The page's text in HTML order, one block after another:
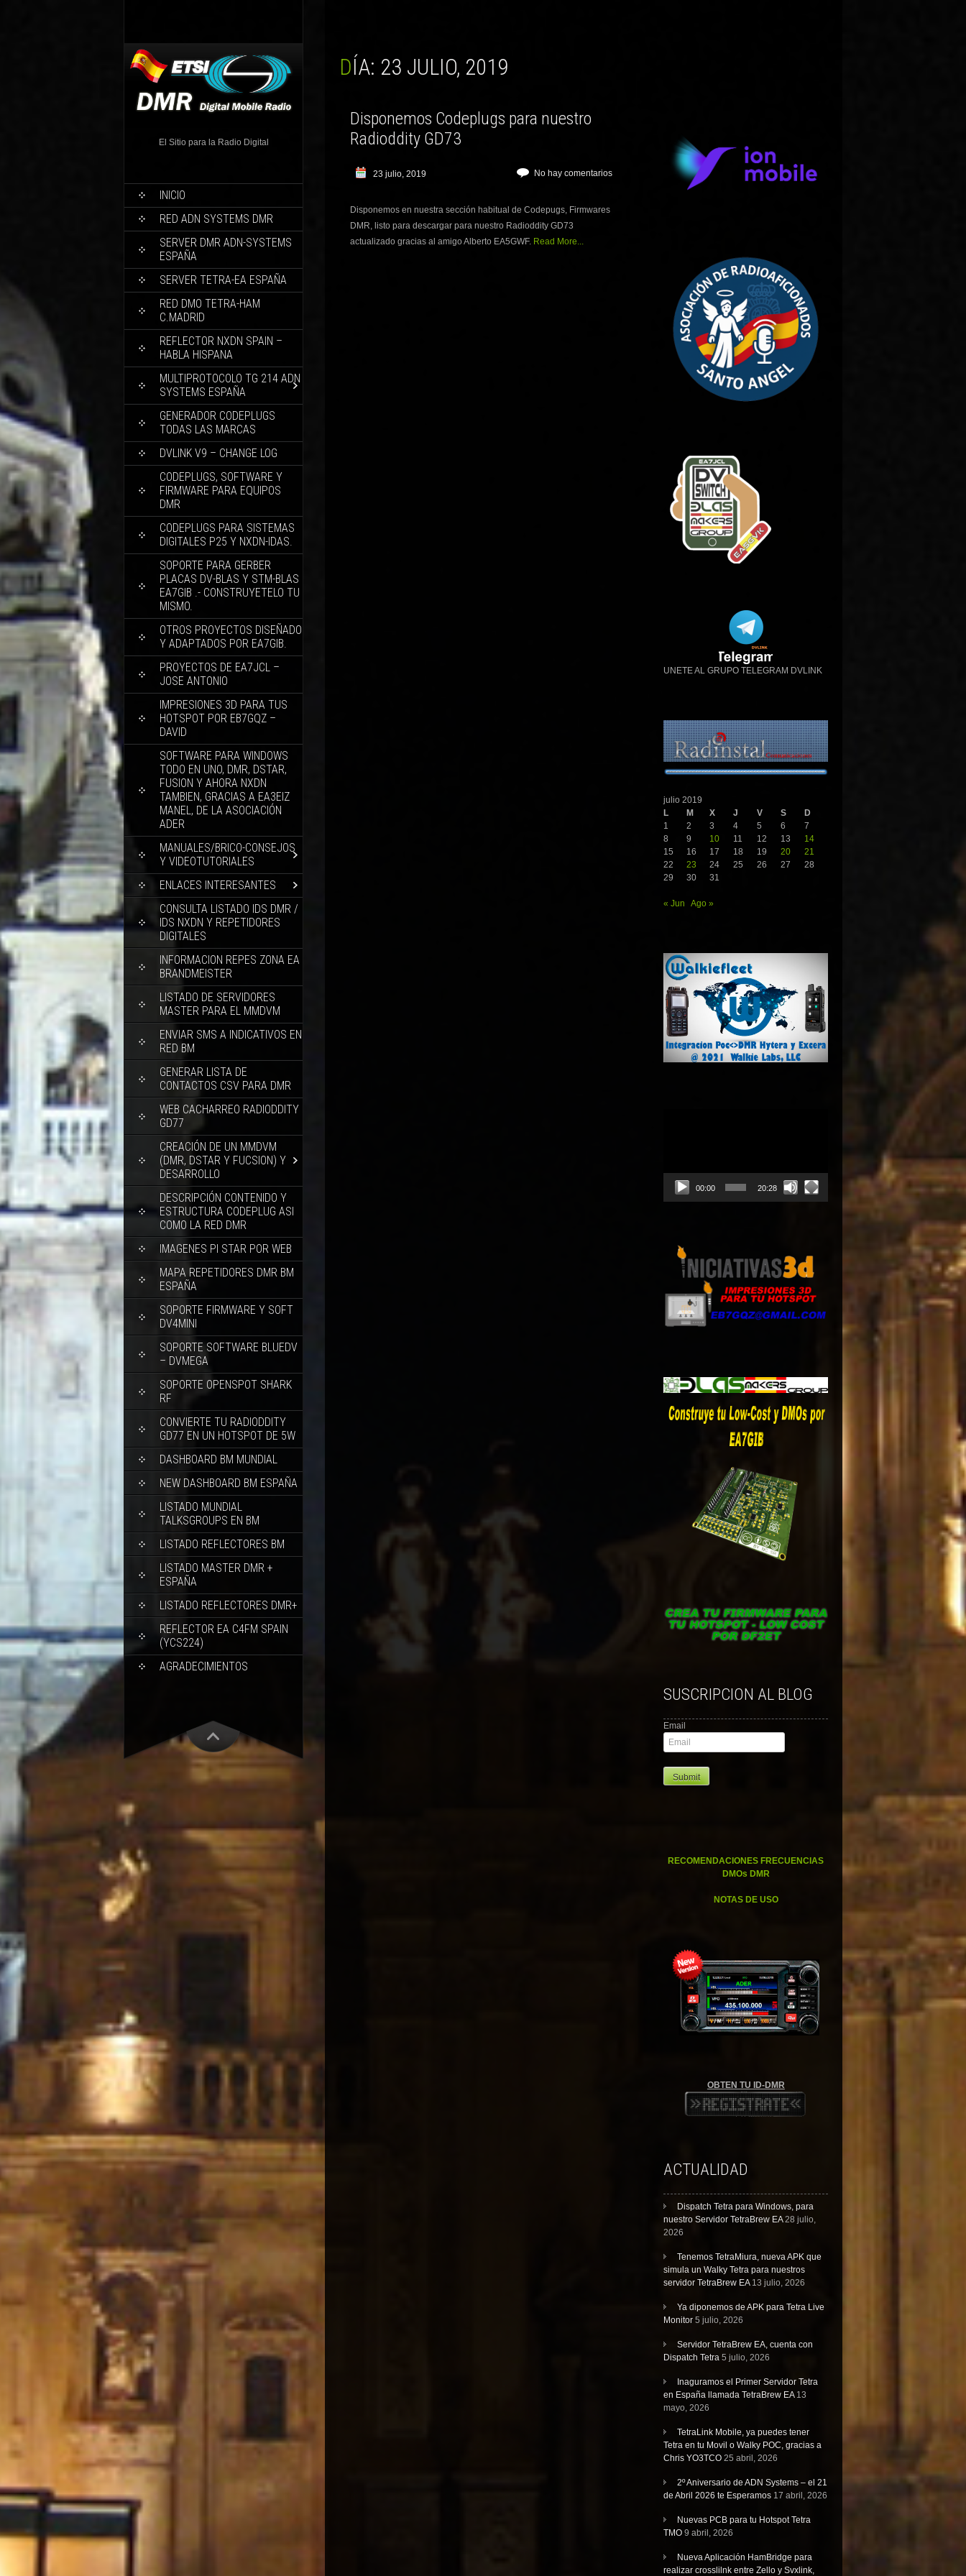
El Sitio para la Radio Digital
INICIO
RED ADN SYSTEMS DMR
SERVER DMR ADN-SYSTEMS
ESPAÑA
SERVER TETRA-EA ESPAÑA
RED DMO TETRA-HAM
C.MADRID
REFLECTOR NXDN SPAIN –
HABLA HISPANA
MULTIPROTOCOLO TG 214 ADN
SYSTEMS ESPAÑA
GENERADOR CODEPLUGS
TODAS LAS MARCAS
DVLINK V9 – CHANGE LOG
CODEPLUGS, SOFTWARE Y
FIRMWARE PARA EQUIPOS
DMR
CODEPLUGS PARA SISTEMAS
DIGITALES P25 Y NXDN-IDAS.
SOPORTE PARA GERBER
PLACAS DV-BLAS Y STM-BLAS
EA7GIB .- CONSTRUYETELO TU
MISMO.
OTROS PROYECTOS DISEÑADO
Y ADAPTADOS POR EA7GIB.
PROYECTOS DE EA7JCL –
JOSE ANTONIO
IMPRESIONES 3D PARA TUS
HOTSPOT POR EB7GQZ –
DAVID
SOFTWARE PARA WINDOWS
TODO EN UNO, DMR, DSTAR,
FUSION Y AHORA NXDN
TAMBIEN, GRACIAS A EA3EIZ
MANEL, DE LA ASOCIACIÓN
ADER
MANUALES/BRICO-CONSEJOS
Y VIDEOTUTORIALES
ENLACES INTERESANTES
CONSULTA LISTADO IDS DMR /
IDS NXDN Y REPETIDORES
DIGITALES
INFORMACION REPES ZONA EA
BRANDMEISTER
LISTADO DE SERVIDORES
MASTER PARA EL MMDVM
ENVIAR SMS A INDICATIVOS EN
RED BM
GENERAR LISTA DE
CONTACTOS CSV PARA DMR
WEB CACHARREO RADIODDITY
GD77
CREACIÓN DE UN MMDVM
(DMR, DSTAR Y FUCSION) Y
DESARROLLO
DESCRIPCIÓN CONTENIDO Y
ESTRUCTURA CODEPLUG ASI
COMO LA RED DMR
IMAGENES PI STAR POR WEB
MAPA REPETIDORES DMR BM
ESPAÑA
SOPORTE FIRMWARE Y SOFT
DV4MINI
SOPORTE SOFTWARE BLUEDV
– DVMEGA
SOPORTE OPENSPOT SHARK
RF
CONVIERTE TU RADIODDITY
GD77 EN UN HOTSPOT DE 5W
DASHBOARD BM MUNDIAL
NEW DASHBOARD BM ESPAÑA
LISTADO MUNDIAL
TALKSGROUPS EN BM
LISTADO REFLECTORES BM
LISTADO MASTER DMR +
ESPAÑA
LISTADO REFLECTORES DMR+
REFLECTOR EA C4FM SPAIN
(YCS224)
AGRADECIMIENTOS
DÍA: 23 JULIO, 2019
Disponemos Codeplugs para nuestro
Radioddity GD73
23 julio, 2019 No hay comentarios
Disponemos en nuestra sección habitual de Codepugs, Firmwares
DMR, listo para descargar para nuestro Radioddity GD73
actualizado gracias al amigo Alberto EA5GWF. Read More...
UNETE AL GRUPO TELEGRAM DVLINK
julio 2019
L
M X J V S
D
1
2 3 4 5 6
7
8
9 10 11 12 13
14
15
16 17 18 19 20
21
22
23 24 25 26 27
28
29
30 31
« Jun Ago »
00:00 20:28
SUSCRIPCION AL BLOG
Email
RECOMENDACIONES FRECUENCIAS
DMOs DMR
NOTAS DE USO
OBTEN TU ID-DMR
ACTUALIDAD
Dispatch Tetra para Windows, para
nuestro Servidor TetraBrew EA 28 julio,
2026
Tenemos TetraMiura, nueva APK que
simula un Walky Tetra para nuestros
servidor TetraBrew EA 13 julio, 2026
Ya diponemos de APK para Tetra Live
Monitor 5 julio, 2026
Servidor TetraBrew EA, cuenta con
Dispatch Tetra 5 julio, 2026
Inaguramos el Primer Servidor Tetra
en España llamada TetraBrew EA 13
mayo, 2026
TetraLink Mobile, ya puedes tener
Tetra en tu Movil o Walky POC, gracias a
Chris YO3TCO 25 abril, 2026
2º Aniversario de ADN Systems – el 21
de Abril 2026 te Esperamos 17 abril, 2026
Nuevas PCB para tu Hotspot Tetra
TMO 9 abril, 2026
Nueva Aplicación HamBridge para
realizar crosslilnk entre Zello y Svxlink,